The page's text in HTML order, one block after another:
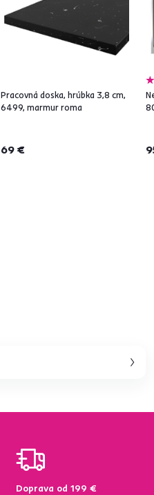
Pracovná doska, hrúbka 3,8 cm,
6499, marmur roma
69 €
Doprava od 199 €